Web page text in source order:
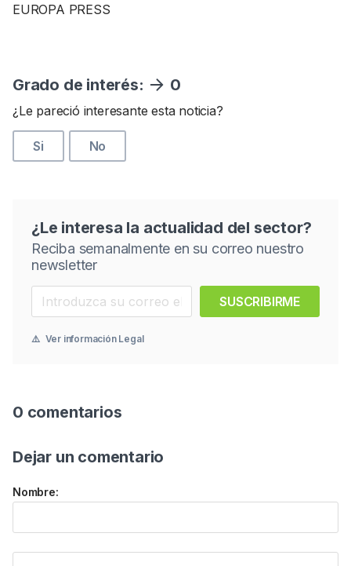
EUROPA PRESS
Grado de interés: 0
¿Le pareció interesante esta noticia?
Si No
¿Le interesa la actualidad del sector?
Reciba semanalmente en su correo nuestro
newsletter
SUSCRIBIRME
⚠️ Ver información Legal
0 comentarios
Dejar un comentario
Nombre: